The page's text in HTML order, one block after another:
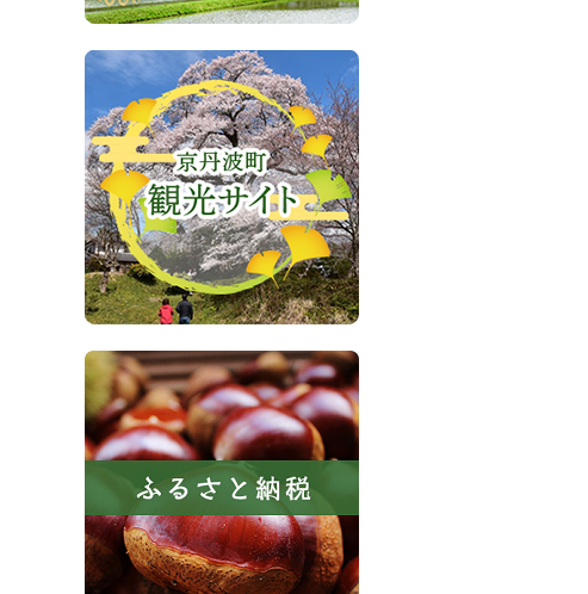
に
き
町
京
丹
波
京
波
町
観
光
サ
イ
ト
ふ
さ
と
納